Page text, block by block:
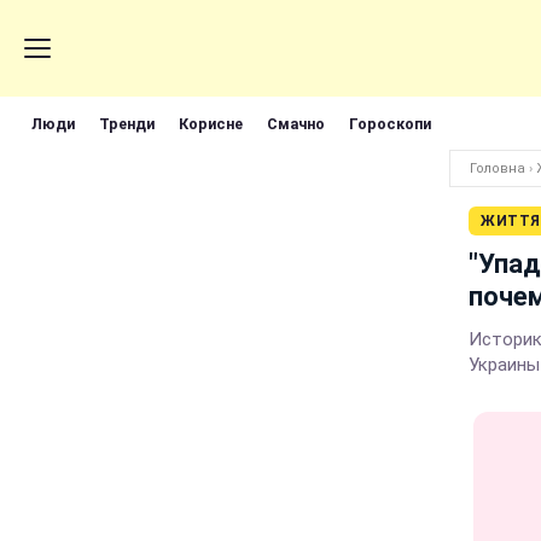
Люди Тренди Корисне Смачно Гороскопи
Головна ›
ЖИТТЯ
Украины